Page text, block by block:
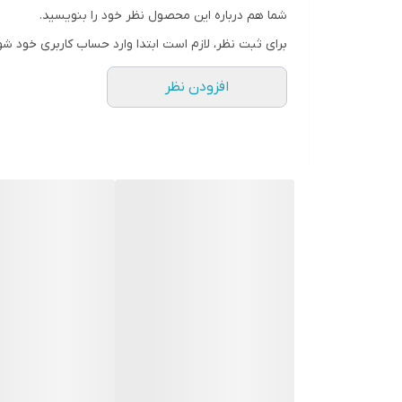
شما هم درباره این محصول نظر خود را بنویسید.
برای ثبت نظر، لازم است ابتدا وارد حساب کاربری خود
افزودن نظر